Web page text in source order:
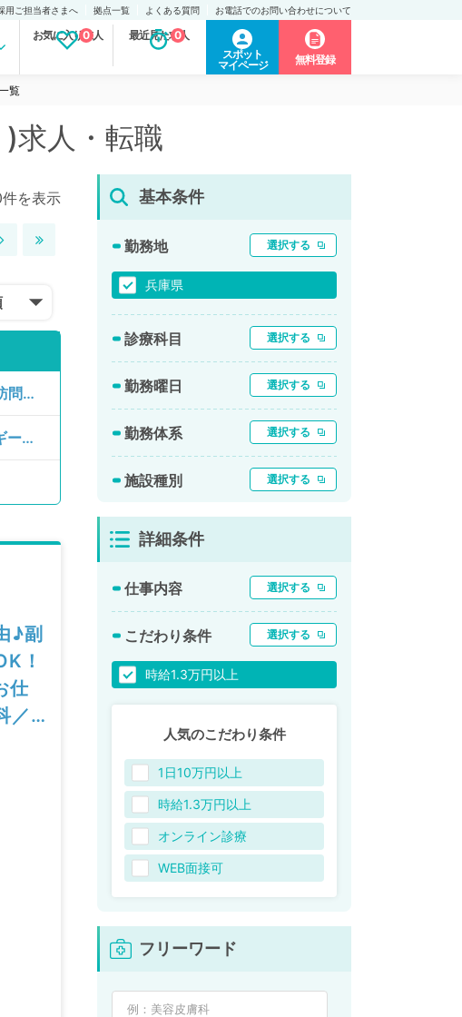
用ご担当者さまへ 拠点一覧 よくある質問 お電話でのお問い合わせについて
お気に入り求人
0 最近見た求人
0
スポット
マイページ
無料登録
覧
求人・転職
を表示
【兵庫県／揖保郡太子町】木、土曜日／時給10,000円 ～ 15,000円／一般内科、消化器内科／訪問診療（居宅）
【兵庫県／揖保郡太子町】月、火、水、木、金、土曜日／時給13,000円 ～ 15,000円／アレルギー科、一般内科、消化器内科／訪問診療（居宅）、訪問診療（施設）、その他
♪副
！
仕
／
基本条件
勤務地 選択する
兵庫県
診療科目 選択する
勤務曜日 選択する
勤務体系 選択する
施設種別 選択する
詳細条件
仕事内容 選択する
こだわり条件 選択する
時給1.3万円以上
人気のこだわり条件
1日10万円以上
時給1.3万円以上
オンライン診療
WEB面接可
フリーワード